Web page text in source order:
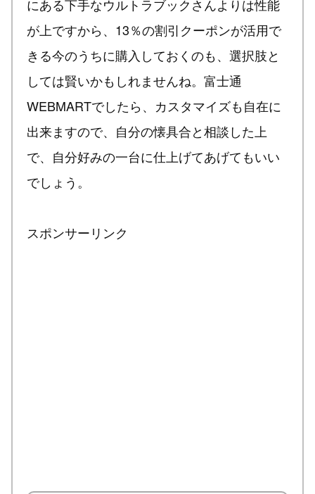
にある下手なウルトラブックさんよりは性能
が上ですから、13％の割引クーポンが活用で
きる今のうちに購入しておくのも、選択肢と
しては賢いかもしれませんね。富士通
WEBMARTでしたら、カスタマイズも自在に
出来ますので、自分の懐具合と相談した上
で、自分好みの一台に仕上げてあげてもいい
でしょう。
スポンサーリンク